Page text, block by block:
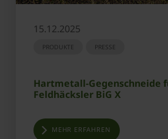
15.12.2025
PRODUKTE PRESSE
Hartmetall-Gegenschneide
Feldhäcksler BiG X
MEHR ERFAHREN